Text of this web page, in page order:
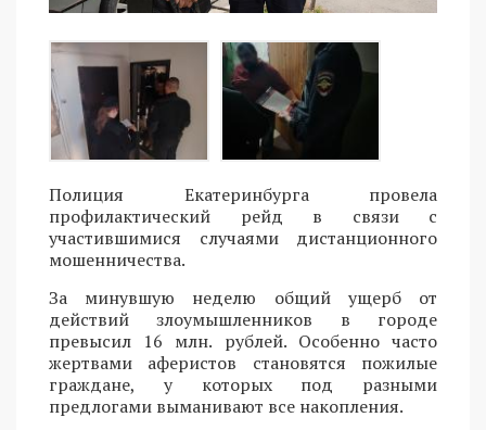
Полиция Екатеринбурга провела
профилактический рейд в связи с
участившимися случаями дистанционного
мошенничества.
За минувшую неделю общий ущерб от
действий злоумышленников в городе
превысил 16 млн. рублей. Особенно часто
жертвами аферистов становятся пожилые
граждане, у которых под разными
предлогами выманивают все накопления.